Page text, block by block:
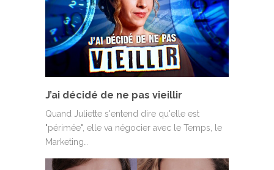
J’ai décidé de ne pas vieillir
Quand Juliette s'entend dire qu'elle est
"périmée", elle va négocier avec le Temps, le
Marketing…